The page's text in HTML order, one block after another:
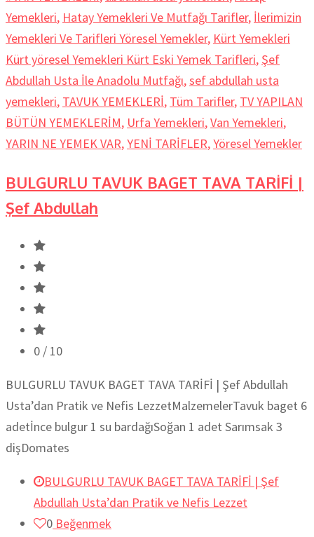
Yemekleri, Hatay Yemekleri Ve Mutfağı Tarifler, İlerimizin
Yemekleri Ve Tarifleri Yöresel Yemekler, Kürt Yemekleri
Kürt yöresel Yemekleri Kürt Eski Yemek Tarifleri, Şef
Abdullah Usta İle Anadolu Mutfağı,sef abdullah usta
yemekleri, TAVUK YEMEKLERİ, Tüm Tarifler, TV YAPILAN
BÜTÜN YEMEKLERİM, Urfa Yemekleri,Van Yemekleri,
YARIN NE YEMEK VAR,YENİ TARİFLER,Yöresel Yemekler
BULGURLU TAVUK BAGET TAVA TARİFİ |
Şef Abdullah
0 / 10
BULGURLU TAVUK BAGET TAVA TARİFİ | Şef Abdullah
Usta’dan Pratik ve Nefis LezzetMalzemelerTavuk baget 6
adetİnce bulgur 1 su bardağıSoğan 1 adet Sarımsak 3
dişDomates
BULGURLU TAVUK BAGET TAVA TARİFİ | Şef
Abdullah Usta’dan Pratik ve Nefis Lezzet
0 Beğenmek